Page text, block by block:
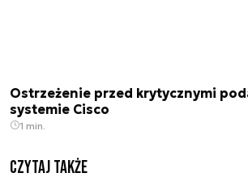
Ostrzeżenie przed krytycznymi
systemie Cisco
1 min.
Czytaj także